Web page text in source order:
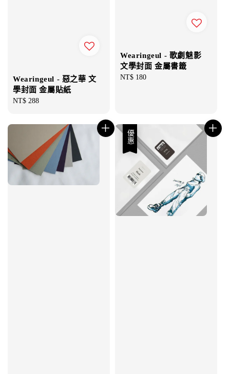
Wearingeul - 惡之華 文
學封面 金屬貼紙
Regular
NT$ 288
Wearingeul - 歌劇魅影
文學封面 金屬書籤
Regular
NT$ 180
優惠